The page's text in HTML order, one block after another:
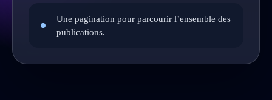
Une pagination pour parcourir l’ensemble des
publications.